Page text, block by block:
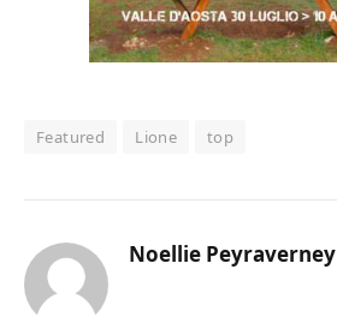
Featured Lione top
Noellie Peyraverney